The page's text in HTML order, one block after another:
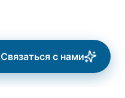
Связаться с нами